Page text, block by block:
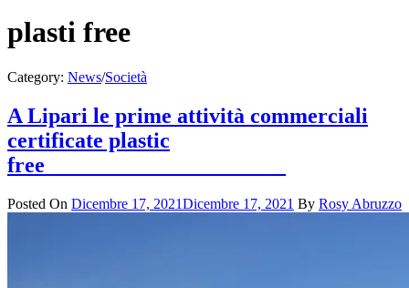
plasti free
Category: News/Società
A Lipari le prime attività commerciali
certificate plastic
free
Posted On Dicembre 17, 2021Dicembre 17, 2021 By Rosy Abruzzo